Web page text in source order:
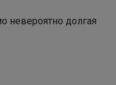
невероятно долгая